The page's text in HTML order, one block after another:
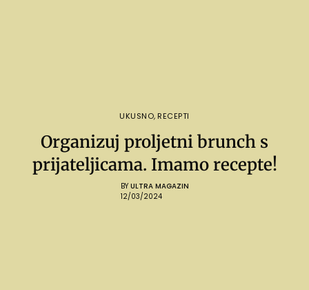
UKUSNO, RECEPTI
Organizuj proljetni brunch s
prijateljicama. Imamo recepte!
BY ULTRA MAGAZIN
12/03/2024